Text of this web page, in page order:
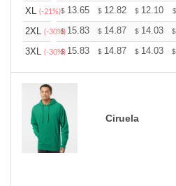
XL (-21%)$ 13.65 $ 12.82 $ 12.10 $
2XL (-30%)
$ 15.83 $ 14.87 $ 14.03 $
3XL (-30%)
$ 15.83 $ 14.87 $ 14.03 $
Ciruela